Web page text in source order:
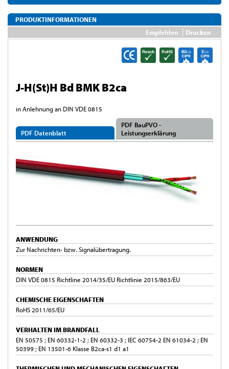
PRODUKTINFORMATIONEN
Empfehlen
Drucken
J-H(St)H Bd BMK B2ca
in Anlehnung an DIN VDE 0815
PDF Datenblatt
PDF BauPVO -
Leistungserklärung
ANWENDUNG
Zur Nachrichten- bzw. Signalübertragung.
NORMEN
DIN VDE 0815 Richtline 2014/35/EU Richtlinie 2015/863/EU
CHEMISCHE EIGENSCHAFTEN
RoHS 2011/65/EU
VERHALTEN IM BRANDFALL
EN 50575 ; EN 60332-1-2 ; EN 60332-3 ; IEC 60754-2 EN 61034-2 ; EN
50399 ; EN 13501-6 Klasse B2ca-s1 d1 a1